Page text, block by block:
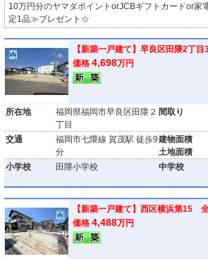
10万円分のヤマダポイントorJCBギフトカードor家
定1品≫プレゼント☆
価格 4,698万円
所在地
福岡県福岡市早良区田隈２
丁目
間取り
交通
福岡市七隈線 賀茂駅 徒歩9
分
建物面積
土地面積
小学校 田隈小学校 中学校
価格 4,488万円